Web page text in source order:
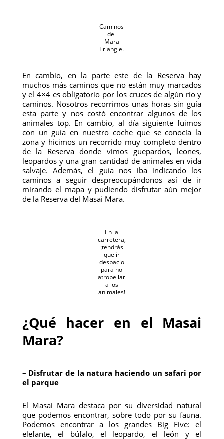
Caminos
del
Mara
Triangle.
En cambio, en la parte este de la Reserva hay
muchos más caminos que no están muy marcados
y el 4×4 es obligatorio por los cruces de algún río y
caminos. Nosotros recorrimos unas horas sin guía
esta parte y nos costó encontrar algunos de los
animales top. En cambio, al día siguiente fuimos
con un guía en nuestro coche que se conocía la
zona y hicimos un recorrido muy completo dentro
de la Reserva donde vimos guepardos, leones,
leopardos y una gran cantidad de animales en vida
salvaje. Además, el guía nos iba indicando los
caminos a seguir despreocupándonos así de ir
mirando el mapa y pudiendo disfrutar aún mejor
de la Reserva del Masai Mara.
En la
carretera,
¡tendrás
que ir
despacio
para no
atropellar
a los
animales!
¿Qué hacer en el Masai
Mara?
– Disfrutar de la natura haciendo un safari por
el parque
El Masai Mara destaca por su diversidad natural
que podemos encontrar, sobre todo por su fauna.
Podemos encontrar a los grandes Big Five: el
elefante, el búfalo, el leopardo, el león y el